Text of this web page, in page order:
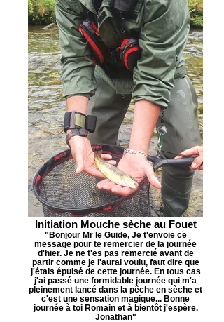
Initiation Mouche sèche au Fouet
"Bonjour Mr le Guide, Je t'envoie ce
message pour te remercier de la journée
d'hier. Je ne t'es pas remercié avant de
partir comme je l'aurai voulu, faut dire que
j'étais épuisé de cette journée. En tous cas
j'ai passé une formidable journée qui m'a
pleinement lancé dans la pêche en sèche et
c'est une sensation magique... Bonne
journée à toi Romain et à bientôt j'espère.
Jonathan"